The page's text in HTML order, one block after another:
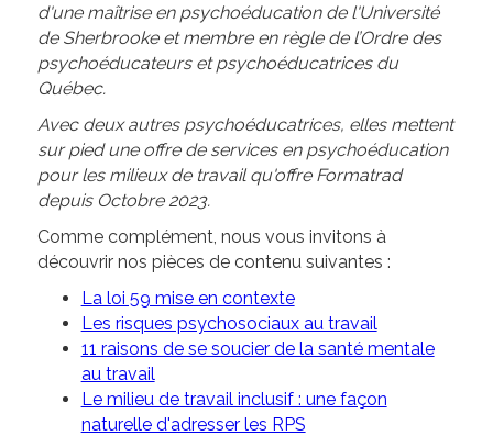
d'une maîtrise en psychoéducation de l'Université
de Sherbrooke et membre en règle de l’Ordre des
psychoéducateurs et psychoéducatrices du
Québec.
Avec deux autres psychoéducatrices, elles mettent
sur pied une offre de services en psychoéducation
pour les milieux de travail qu'offre Formatrad
depuis Octobre 2023.
Comme complément, nous vous invitons à
découvrir nos pièces de contenu suivantes :
La loi 59 mise en contexte
Les risques psychosociaux au travail
11 raisons de se soucier de la santé mentale
au travail
Le milieu de travail inclusif : une façon
naturelle d'adresser les RPS